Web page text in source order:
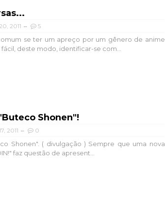
2011 5
se ter um apreço por um gênero de anime
deste modo, identificar-se com...
Shonen"!
2011 0
Shonen". ( divulgação ) Sempre que uma nova
faz questão de apresent...